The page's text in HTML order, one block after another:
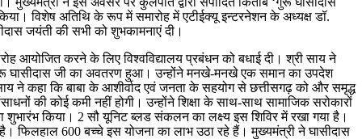
विशेष अतिथि के रूप में समारोह में एटीईक्यू इन्टरनेशन के अध्यक्ष डॉ.
जयंती की सभी को शुभकामनाएं दी।
आयोजित करने के लिए विश्वविद्यालय प्रबंधन को बधाई दी। श्री साय ने
घासीदास जी का अवतरण हुआ। उन्होंने मनखे-मनखे एक समान का उपदेश
ने कहा कि बाबा के आशीर्वाद एवं जनता के सहयोग से छत्तीसगढ़ को और समृद्ध
की कोई कमी नहीं होगी। उन्होंने शिक्षा के साथ-साथ सामाजिक सरोकारों
किया। 2 सौ यूनिट ब्लड संकलन का लक्ष्य इस शिविर में रखा गया है।
है। फिलहाल 600 बच्चे इस योजना का लाभ उठा रहे हैं। मुख्यमंत्री ने घासीदास